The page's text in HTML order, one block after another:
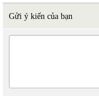
Gửi ý kiến của bạn